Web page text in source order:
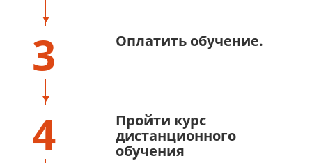
3 Оплатить обучение.
4
Пройти курс
дистанционного
обучения